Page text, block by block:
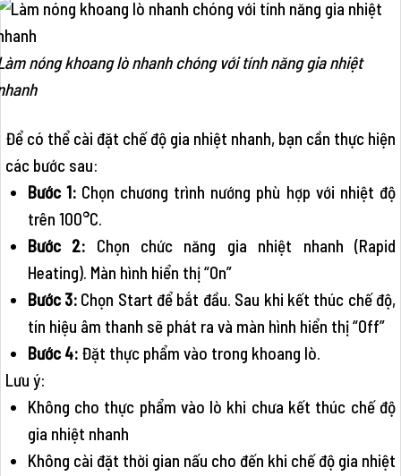
nóng khoang lò nhanh chóng với tính năng gia nhiệt
Để có thể cài đặt chế độ gia nhiệt nhanh, bạn cần thực hiện
các bước sau:
Bước 1:Chọn chương trình nướng phù hợp với nhiệt độ
trên 100°C.
Bước 2: Chọn chức năng gia nhiệt nhanh (Rapid
Heating). Màn hình hiển thị “On”
Bước 3: Chọn Start để bắt đầu. Sau khi kết thúc chế độ,
tín hiệu âm thanh sẽ phát ra và màn hình hiển thị “Off”
Bước 4:Đặt thực phẩm vào trong khoang lò.
Lưu ý:
Không cho thực phẩm vào lò khi chưa kết thúc chế độ
gia nhiệt nhanh
Không cài đặt thời gian nấu cho đến khi chế độ gia nhiệt